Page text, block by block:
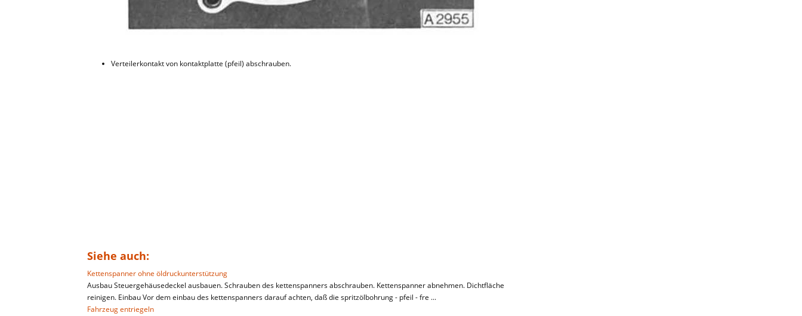
Verteilerkontakt von kontaktplatte (pfeil) abschrauben.
Siehe auch:
Kettenspanner ohne öldruckunterstützung
Ausbau Steuergehäusedeckel ausbauen. Schrauben des kettenspanners abschrauben. Kettenspanner abnehmen. Dichtfläche
reinigen. Einbau Vor dem einbau des kettenspanners darauf achten, daß die spritzölbohrung - pfeil - fre ...
Fahrzeug entriegeln